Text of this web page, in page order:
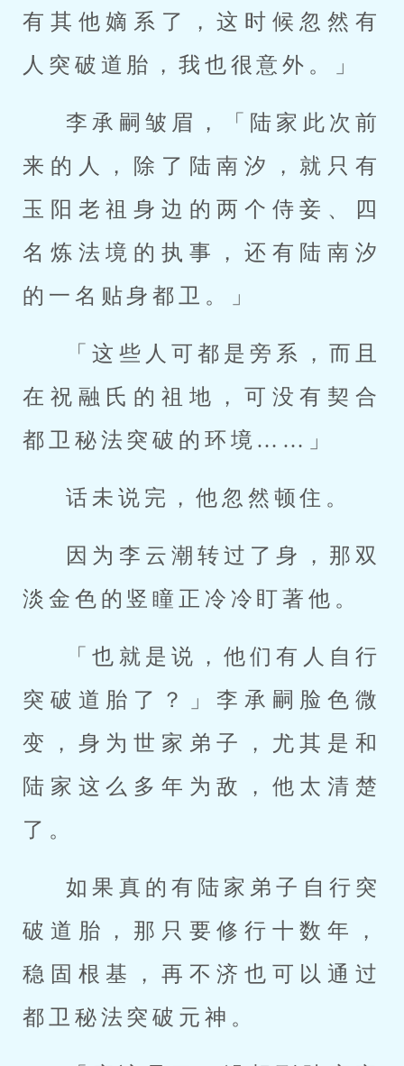
有其他嫡系了，这时候忽然有
人突破道胎，我也很意外。」
李承嗣皱眉，「陆家此次前
来的人，除了陆南汐，就只有
玉阳老祖身边的两个侍妾、四
名炼法境的执事，还有陆南汐
的一名贴身都卫。」
「这些人可都是旁系，而且
在祝融氏的祖地，可没有契合
都卫秘法突破的环境……」
话未说完，他忽然顿住。
因为李云潮转过了身，那双
淡金色的竖瞳正冷冷盯著他。
「也就是说，他们有人自行
突破道胎了？」李承嗣脸色微
变，身为世家弟子，尤其是和
陆家这么多年为敌，他太清楚
了。
如果真的有陆家弟子自行突
破道胎，那只要修行十数年，
稳固根基，再不济也可以通过
都卫秘法突破元神。